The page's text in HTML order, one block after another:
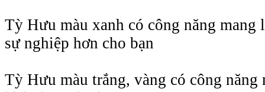
Tỳ Hưu màu xanh có công năng mang
sự nghiệp hơn cho bạn
Tỳ Hưu màu trắng, vàng có công năng